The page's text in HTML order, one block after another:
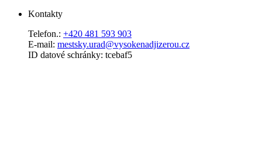
Kontakty
Telefon.: +420 481 593 903
E-mail: mestsky.urad@vysokenadjizerou.cz
ID datové schránky: tcebaf5